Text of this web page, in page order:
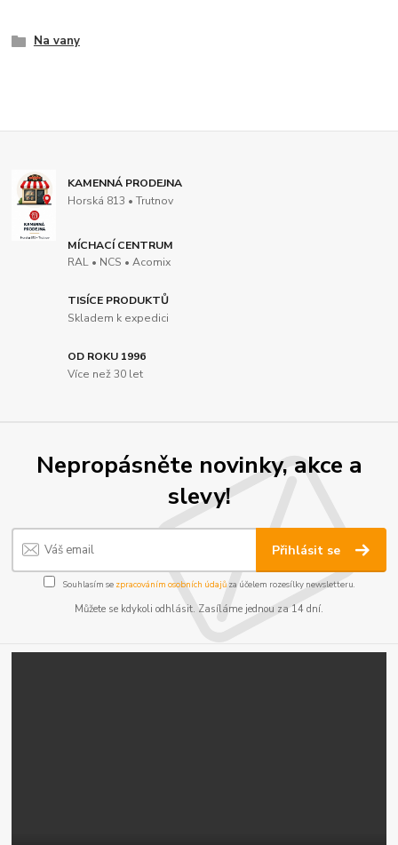
Na vany
KAMENNÁ PRODEJNA
Horská 813 • Trutnov
MÍCHACÍ CENTRUM
RAL • NCS • Acomix
TISÍCE PRODUKTŮ
Skladem k expedici
OD ROKU 1996
Více než 30 let
Nepropásněte novinky, akce a
slevy!
Přihlásit se
Souhlasím se zpracováním osobních údajůza účelem rozesílky newsletteru.
Můžete se kdykoli odhlásit. Zasíláme jednou za 14 dní.